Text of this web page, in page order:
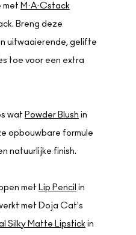
met M·A·Cstack
Breng deze
uitwaaierende, gelifte
toe voor een extra
wat Powder Blush in
opbouwbare formule
natuurlijke finish.
met Lip Pencil in
met Doja Cat's
Silky Matte Lipstick in